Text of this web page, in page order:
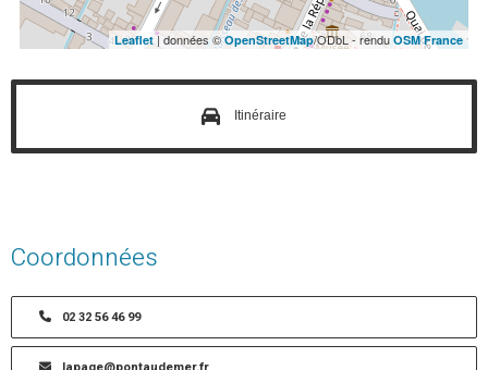
Leaflet| données ©OpenStreetMap/ODbL - rendu OSM France
Itinéraire
Coordonnées
02 32 56 46 99